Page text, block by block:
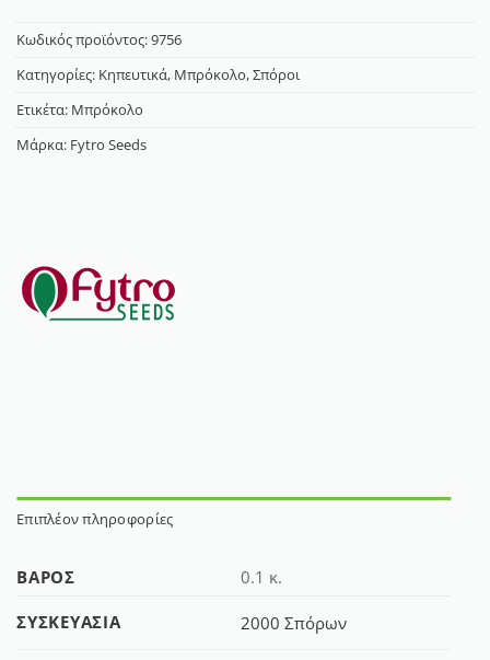
Κωδικός προϊόντος:9756
Κατηγορίες: Κηπευτικά, Μπρόκολο,Σπόροι
Ετικέτα: Μπρόκολο
Μάρκα: Fytro Seeds
Επιπλέον πληροφορίες
ΒΆΡΟΣ 0.1 κ.
ΣΥΣΚΕΥΑΣΊΑ 2000 Σπόρων